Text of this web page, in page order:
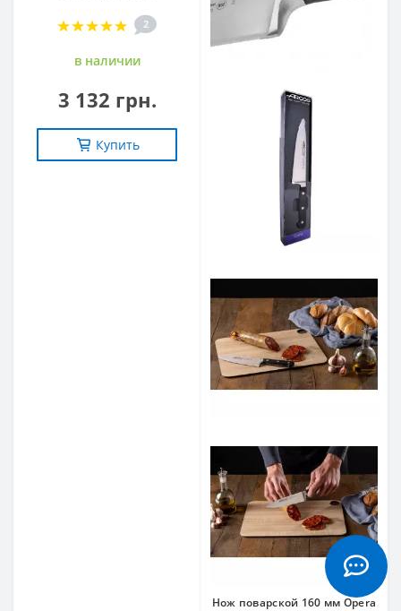
2
в наличии
3 132 грн.
Купить
Нож поварской 160 мм Opera